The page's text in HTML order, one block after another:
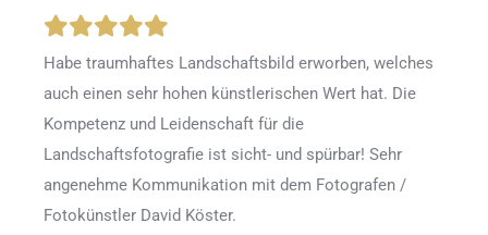
Habe traumhaftes Landschaftsbild erworben, welches
auch einen sehr hohen künstlerischen Wert hat. Die
Kompetenz und Leidenschaft für die
Landschaftsfotografie ist sicht- und spürbar! Sehr
angenehme Kommunikation mit dem Fotografen /
Fotokünstler David Köster.